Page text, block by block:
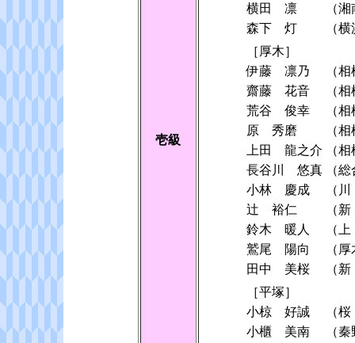
壱級
横田 凛
（
森下 灯
（
［厚木］
伊藤 凛乃
（
齋藤 花音
（
荒谷 俊幸
（
原 秀磨
（
上田 龍之介
（
長谷川 悠真
（
小林 慶成
（
辻 裕仁
（
鈴木 暖人
（
鷲尾 陽向
（
田中 美桜
（
［平塚］
小椋 好誠
（
小櫃 美南
（